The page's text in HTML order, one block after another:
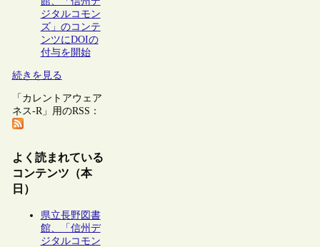
ジタルコモン
ズ」のコンテ
ンツにDOIの
付与を開始
続きを見る
「カレントアウェア
ネス-R」用のRSS：
よく読まれている
コンテンツ（本
日）
県立長野図書
館、「信州デ
ジタルコモン